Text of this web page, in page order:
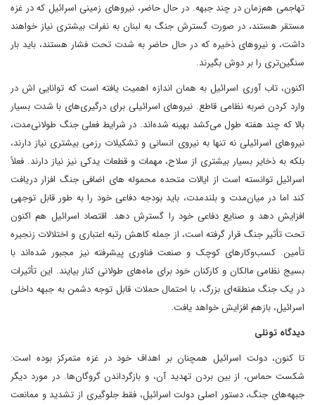
تهاجمی هم‌زمان در چند جبهه. در حال حاضر، نیروهای زمینی اسرائیل که در غزه
مستقر هستند، در صورت گسترش جنگ به لبنان به نفرات بیشتری نیاز خواهند
داشت، و نیروهای ذخیره که در حال حاضر به شدت تحت فشار هستند، باید بار
سنگین‌تری را بر دوش بگیرند.
اکنون، تاب آوری اسرائیل به همان اندازه اهمیت یافته است که توانایی اش در
وارد کردن ضربه نظامی قاطع. نیروهای اسرائیلی برای درگیری‌های با شدت بسیار
بالا که چند هفته طول می‌کشد بهینه شده‌اند. در شرایط فعلی جنگ طولانی‌مدت،
نیروهای اسرائیلی نه تنها به نیروی انسانی و تشکیلات رزمی بیشتری نیاز دارند،
بلکه به ذخایر بسیار بیشتری از سلاح، مهمات و قطعات یدکی نیز نیاز دارند. فعلاً
اسرائیل توانسته است از ایالات متحده محموله ‌های اضافی جنگ افزار دریافت
کند اما در میان‌مدت و بلندمدت، باید بودجه دفاعی خود را به طور قابل توجهی
افزایش دهد و صنایع دفاعی خود را گسترش دهد. اقتصاد اسرائیل هم اکنون
تحت تأثیر جنگ قرار گرفته است، از جمله کاهش رتبه اعتباری و اختلالات زنجیره
تأمین. کسب‌وکارهای کوچک و صنعت فناوری پیشرفته نیز مجبور شده‌اند با
بسیج نظامی مالکان و کارکنان خود برای ماه‌های طولانی کنار بیایند. این تأثیرات
در یک جنگ منطقه‌ای بزرگ، با احتمال حملات قابل توجه دشمن به جبهه داخلی
اسرائیل، بازهم افزایش خواهد یافت.
دیدگاه تونلی
تا کنون، دولت اسرائیل همچنان بر اهداف خود در غزه متمرکز بوده است:
شکست حماس، از بین بردن تهدید آن، و بازگرداندن گروگان‌ها. در مورد دیگر
جبهه‌های جنگ، دستور اصلی دولت اسرائیل، فقط جلوگیری از تشدید و ممانعت